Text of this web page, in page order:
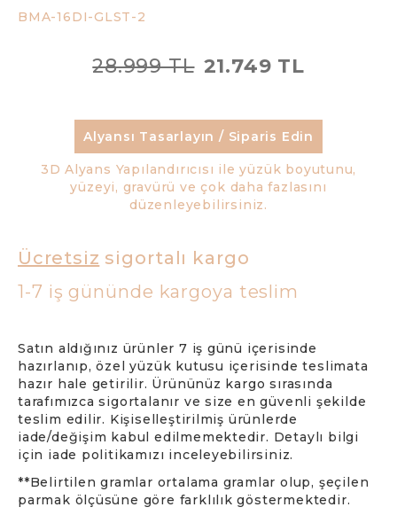
BMA-16DI-GLST-2
28.999 TL 21.749 TL
Alyansı Tasarlayın / Siparis Edin
3D Alyans Yapılandırıcısı ile yüzük boyutunu,
yüzeyi, gravürü ve çok daha fazlasını
düzenleyebilirsiniz.
Ücretsiz sigortalı kargo
1-7 iş gününde kargoya teslim
Satın aldığınız ürünler 7 iş günü içerisinde
hazırlanıp, özel yüzük kutusu içerisinde teslimata
hazır hale getirilir. Ürününüz kargo sırasında
tarafımızca sigortalanır ve size en güvenli şekilde
teslim edilir. Kişiselleştirilmiş ürünlerde
iade/değişim kabul edilmemektedir. Detaylı bilgi
için iade politikamızı inceleyebilirsiniz.
**Belirtilen gramlar ortalama gramlar olup, şeçilen
parmak ölçüsüne göre farklılık göstermektedir.